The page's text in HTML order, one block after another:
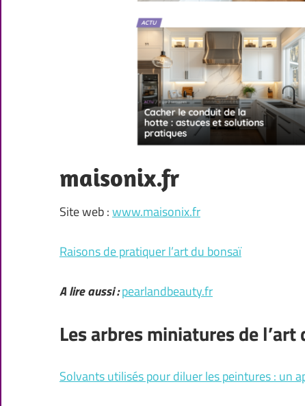
maisonix.fr
Site web :www.maisonix.fr
Raisons de pratiquer l’art du bonsaï
A lire aussi :pearlandbeauty.fr
Les arbres miniatures de l’art
Solvants utilisés pour diluer les peintures : un